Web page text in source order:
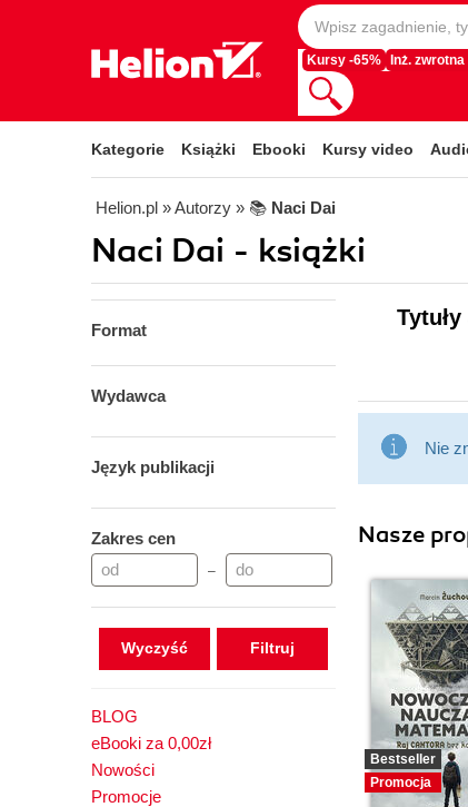
Kursy -65% Inż. zwrotna
Kategorie Książki Ebooki Kursy video
Helion.pl » Autorzy » 📚 Naci Dai
Naci Dai - książki
Format
Wydawca
Język publikacji
Zakres cen
–
Wyczyść
BLOG
eBooki za 0,00zł
Nowości
Promocje
Nie
Nasze
Bestseller
Promocja